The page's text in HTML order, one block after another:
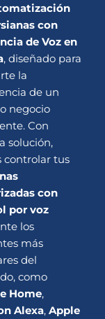
con
de Voz en
, diseñado para
la
de un
negocio
Con
solución,
controlar tus
con
por voz
los
más
del
como
Home,
Alexa, Apple